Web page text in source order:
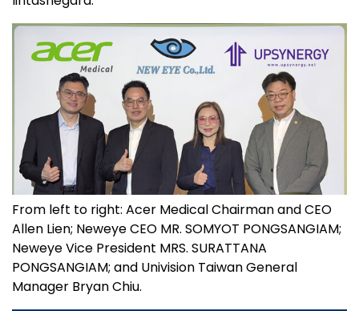
From left to right: Acer Medical Chairman and CEO
Allen Lien; Neweye CEO MR. SOMYOT PONGSANGIAM;
Neweye Vice President MRS. SURATTANA
PONGSANGIAM; and Univision Taiwan General
Manager Bryan Chiu.